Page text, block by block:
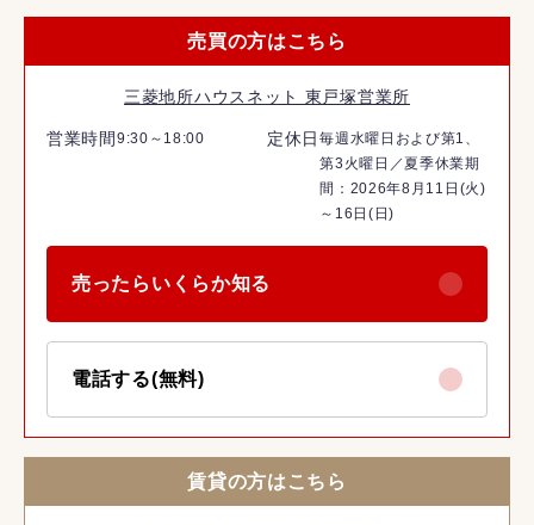
売買の方はこちら
三菱地所ハウスネット 東戸塚営業所
営業時間 9:30～18:00 定休日毎週水曜日および第1、
第3火曜日／夏季休業期
間：2026年8月11日(火)
～16日(日)
売ったらいくらか知る
電話する(無料)
賃貸の方はこちら